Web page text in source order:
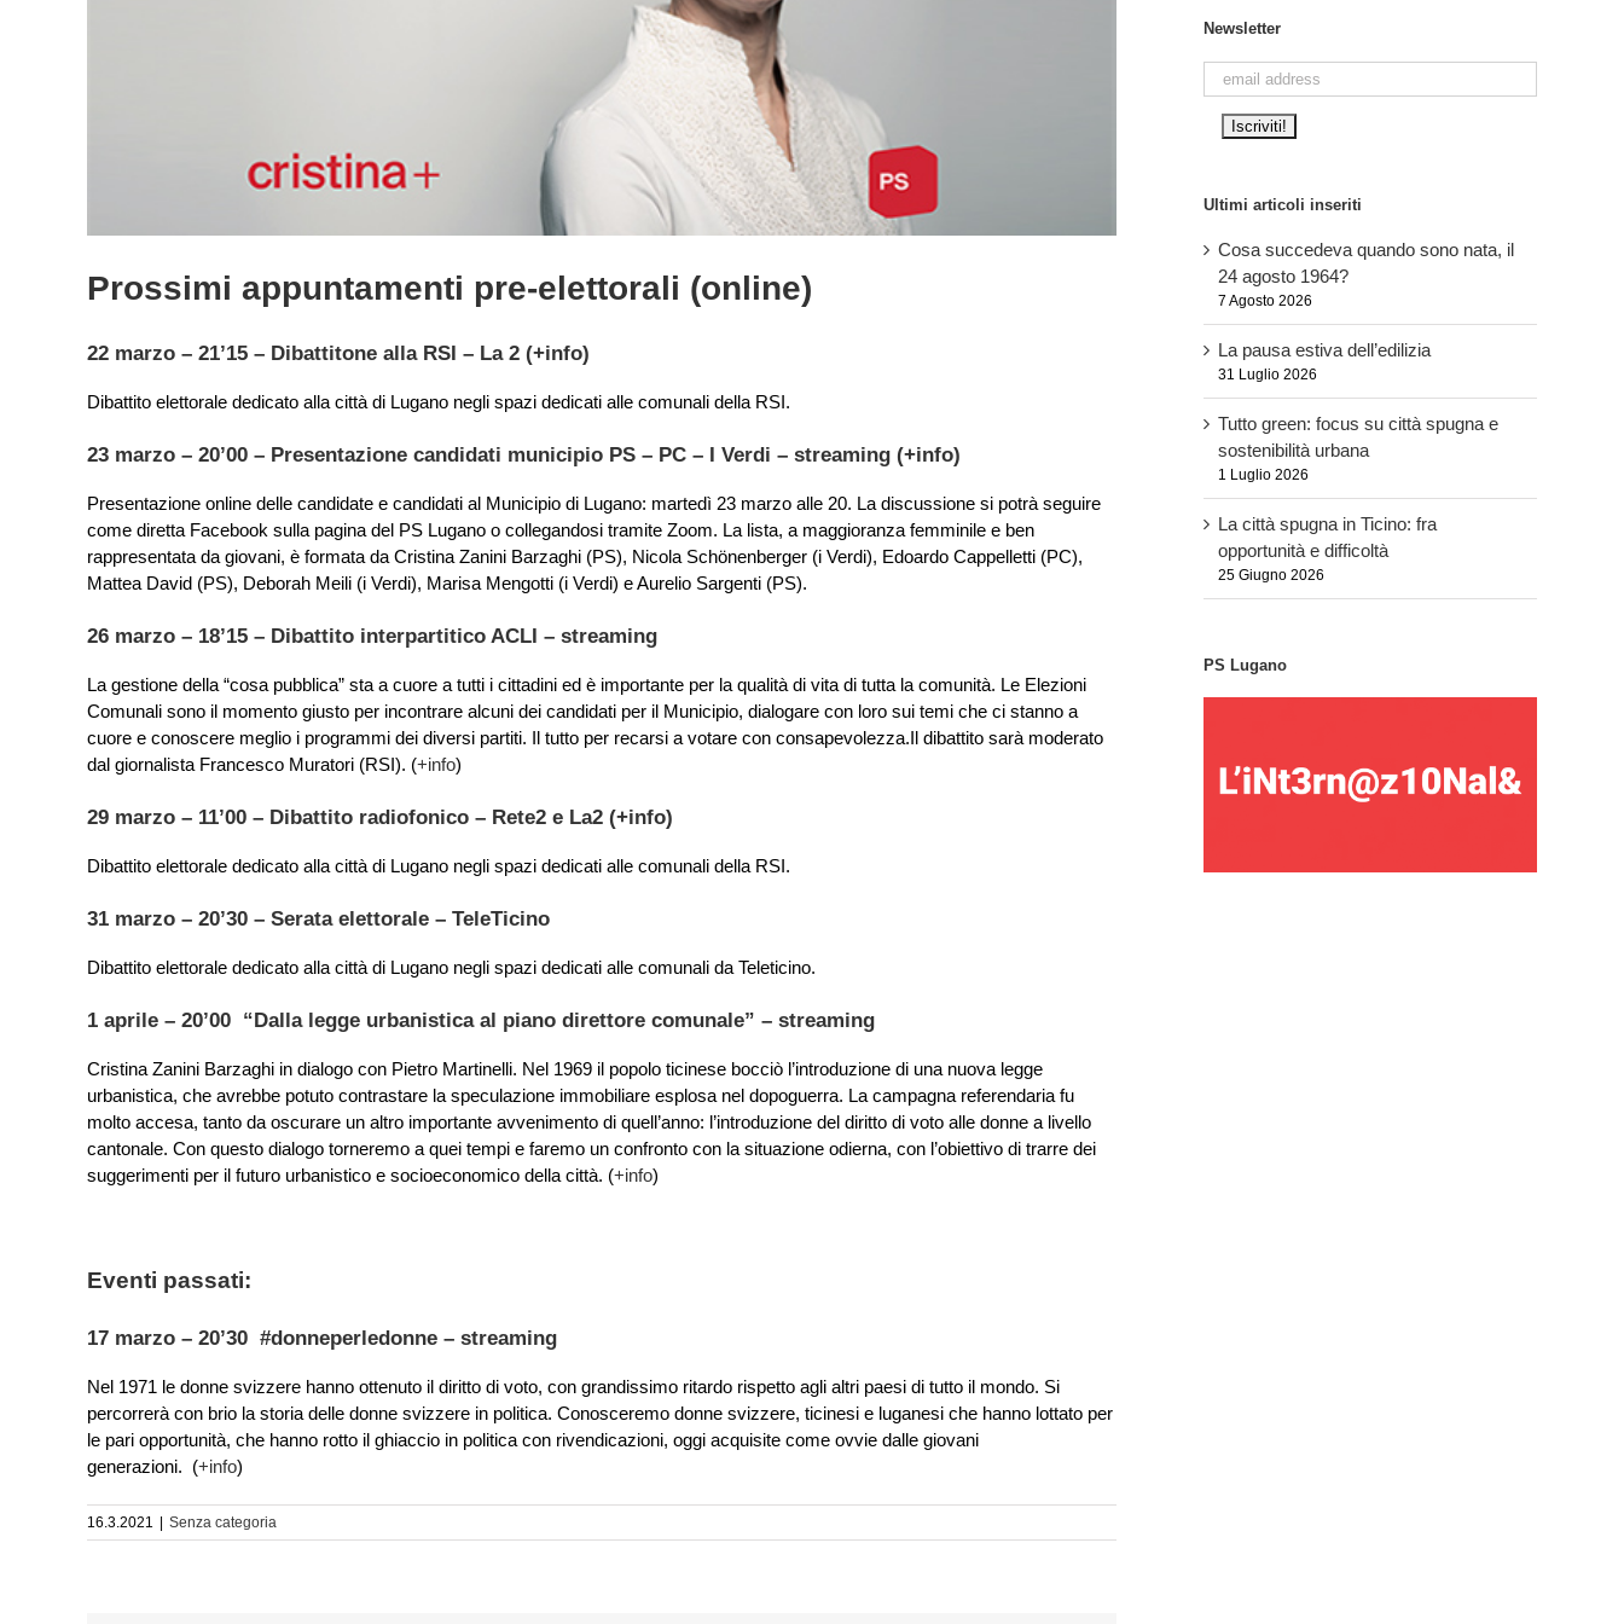
Prossimi appuntamenti pre-elettorali (online)
22 marzo – 21’15 – Dibattitone alla RSI – La 2 (+info)
Dibattito elettorale dedicato alla città di Lugano negli spazi dedicati alle comunali della RSI.
23 marzo – 20’00 – Presentazione candidati municipio PS – PC – I Verdi – streaming (+info)
Presentazione online delle candidate e candidati al Municipio di Lugano: martedì 23 marzo alle 20. La discussione si potrà seguire
come diretta Facebook sulla pagina del PS Lugano o collegandosi tramite Zoom. La lista, a maggioranza femminile e ben
rappresentata da giovani, è formata da Cristina Zanini Barzaghi (PS), Nicola Schönenberger (i Verdi), Edoardo Cappelletti (PC),
Mattea David (PS), Deborah Meili (i Verdi), Marisa Mengotti (i Verdi) e Aurelio Sargenti (PS).
26 marzo – 18’15 – Dibattito interpartitico ACLI – streaming
La gestione della “cosa pubblica” sta a cuore a tutti i cittadini ed è importante per la qualità di vita di tutta la comunità. Le Elezioni
Comunali sono il momento giusto per incontrare alcuni dei candidati per il Municipio, dialogare con loro sui temi che ci stanno a
cuore e conoscere meglio i programmi dei diversi partiti. Il tutto per recarsi a votare con consapevolezza.Il dibattito sarà moderato
dal giornalista Francesco Muratori (RSI). (+info)
29 marzo – 11’00 – Dibattito radiofonico – Rete2 e La2 (+info)
Dibattito elettorale dedicato alla città di Lugano negli spazi dedicati alle comunali della RSI.
31 marzo – 20’30 – Serata elettorale – TeleTicino
Dibattito elettorale dedicato alla città di Lugano negli spazi dedicati alle comunali da Teleticino.
1 aprile – 20’00 “Dalla legge urbanistica al piano direttore comunale” – streaming
Cristina Zanini Barzaghi in dialogo con Pietro Martinelli. Nel 1969 il popolo ticinese bocciò l’introduzione di una nuova legge
urbanistica, che avrebbe potuto contrastare la speculazione immobiliare esplosa nel dopoguerra. La campagna referendaria fu
molto accesa, tanto da oscurare un altro importante avvenimento di quell’anno: l’introduzione del diritto di voto alle donne a livello
cantonale. Con questo dialogo torneremo a quei tempi e faremo un confronto con la situazione odierna, con l’obiettivo di trarre dei
suggerimenti per il futuro urbanistico e socioeconomico della città. (+info)
Eventi passati:
17 marzo – 20’30 #donneperledonne – streaming
Nel 1971 le donne svizzere hanno ottenuto il diritto di voto, con grandissimo ritardo rispetto agli altri paesi di tutto il mondo. Si
percorrerà con brio la storia delle donne svizzere in politica. Conosceremo donne svizzere, ticinesi e luganesi che hanno lottato per
le pari opportunità, che hanno rotto il ghiaccio in politica con rivendicazioni, oggi acquisite come ovvie dalle giovani
generazioni. (+info)
16.3.2021 Senza categoria
Newsletter
Ultimi articoli inseriti
Cosa succedeva quando sono nata, il
24 agosto 1964?
7 Agosto 2026
La pausa estiva dell’edilizia
31 Luglio 2026
Tutto green: focus su città spugna e
sostenibilità urbana
1 Luglio 2026
La città spugna in Ticino: fra
opportunità e difficoltà
25 Giugno 2026
PS Lugano